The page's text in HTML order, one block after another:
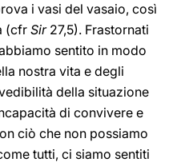
i vasi del vasaio, così
(cfr Sir27,5). Frastornati
sentito in modo
nostra vita e degli
della situazione
di convivere e
ciò che non possiamo
tutti, ci siamo sentiti